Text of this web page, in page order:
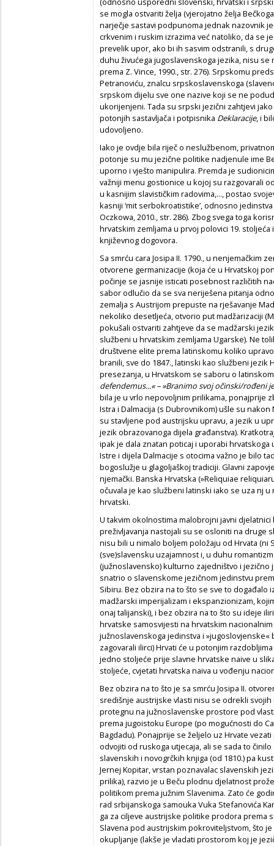
se mogla ostvariti želja (vjerojatno želja
narječje sastavi podpunoma jednak nazovnik
crkvenim i ruskim izrazima već natoliko, da se
prevelik upor, ako bi ih sasvim odstranili, s
duhu živućega jugoslavenskoga jezika, nisu se
prema Z. Vince, 1990., str. 276). Srpskomu
Petranoviću, znalcu srpskoslavenskoga
srpskom dijelu sve one nazive koji se ne
ukorijenjeni. Tada su srpski jezični zahtjevi
potonjih sastavljača i potpisnika Deklaracije, i
udovoljeno.
Iako je ovdje bila riječ o neslužbenom,
potonje su mu jezične politike nadjenule ime
uporno i vješto manipulira. Premda je
važniji menu gostionice u kojoj su razgovarali
u kasnijim slavističkim radovima,..., postao
kasniji ‘mit serbokroatistike’, odnosno
Oczkowa, 2010., str. 286). Zbog svega toga
hrvatskim zemljama u prvoj polovici 19.
književnog dogovora.
Sa smrću cara Josipa II. 1790., u nenjemačkim
otvorene germanizacije (koja će u Hrvatskoj
počinje se jasnije isticati posebnost različitih
sabor odlučio da se sva neriješena pitanja
zemalja s Austrijom prepuste na rješavanje
nekoliko desetljeća, otvorio put madžarizaciji
pokušali ostvariti zahtjeve da se madžarski
službeni u hrvatskim zemljama Ugarske). Ne
društvene elite prema latinskomu koliko
branili, sve do 1847., latinski kao službeni jezik
presezanja, u Hrvatskom se saboru o
defendemus...« – »Branimo svoj očinski/rođeni
bila je u vrlo nepovoljnim prilikama, ponajprije
Istra i Dalmacija (s Dubrovnikom) ušle su
su stavljene pod austrijsku upravu, a jezik u
jezik obrazovanoga dijela građanstva).
ipak je dala znatan poticaj i uporabi hrvatskoga
Istre i dijela Dalmacije s otocima važno je bilo
bogoslužje u glagoljaškoj tradiciji. Glavni
njemački. Banska Hrvatska (»Reliquiae
očuvala je kao službeni latinski iako se uza nj
hrvatski.
U takvim okolnostima malobrojni javni
preživljavanja nastojali su se osloniti na druge
nisu bili u nimalo boljem položaju od Hrvata (ni
(sve)slavensku uzajamnost i, u duhu
(južnoslavensko) kulturno zajedništvo i jezično
snatrio o slavenskome jezičnom jedinstvu
Sibiru. Bez obzira na to što se sve to
madžarski imperijalizam i ekspanzionizam,
onaj talijanski), i bez obzira na to što su ideje
hrvatske samosvijesti na hrvatskim
južnoslavenskoga jedinstva i
zagovarali ilirci) Hrvati će u potonjim
jedno stoljeće prije slavne hrvatske naive u
stoljeće, cvjetati hrvatska naiva u vođenju
Bez obzira na to što je sa smrću Josipa II.
središnje austrijske vlasti nisu se odrekli
protegnu na južnoslavenske prostore pod
prema jugoistoku Europe (po mogućnosti do
Bagdadu). Ponajprije se željelo uz Hrvate
odvojiti od ruskoga utjecaja, ali se sada to
slavenskih i novogrčkih knjiga (od 1810.) pa
Jernej Kopitar, vrstan poznavalac slavenskih
prilika), razvio je u Beču plodnu djelatnost
politikom prema južnim Slavenima. Zato će
rad srbijanskoga samouka Vuka Stefanovića
ga za ciljeve austrijske politike prodora prema
Slavena pod austrijskim pokroviteljstvom, što
okupljanje (lakše je vladati prostorom koj je